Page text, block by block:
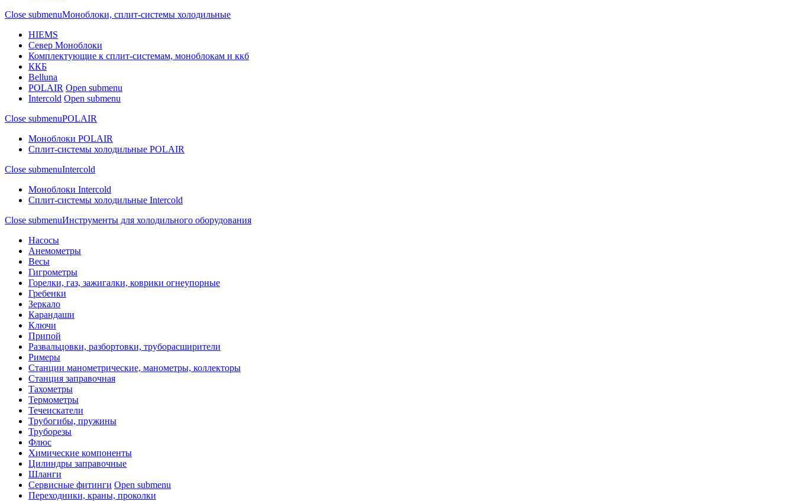
Close submenuМоноблоки, сплит-системы холодильные
HIEMS
Север Моноблоки
Комплектующие к сплит-системам, моноблокам и ккб
ККБ
Belluna
POLAIR Open submenu
Intercold Open submenu
Close submenuPOLAIR
Моноблоки POLAIR
Сплит-системы холодильные POLAIR
Close submenuIntercold
Моноблоки Intercold
Сплит-системы холодильные Intercold
Close submenuИнструменты для холодильного оборудования
Насосы
Анемометры
Весы
Гигрометры
Горелки, газ, зажигалки, коврики огнеупорные
Гребенки
Зеркало
Карандаши
Ключи
Припой
Развальцовки, разбортовки, труборасширители
Римеры
Станции манометрические, манометры, коллекторы
Станция заправочная
Тахометры
Термометры
Течеискатели
Трубогибы, пружины
Труборезы
Флюс
Химические компоненты
Цилиндры заправочные
Шланги
Сервисные фитинги Open submenu
Переходники, краны, проколки